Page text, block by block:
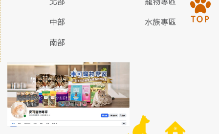
中部
南部
水族專區